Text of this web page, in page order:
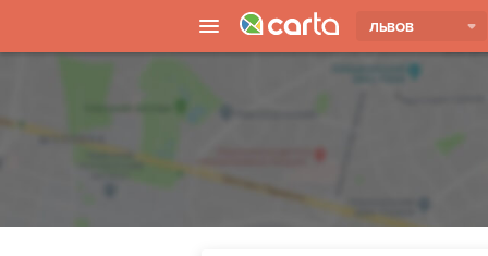
ЛЬВОВ